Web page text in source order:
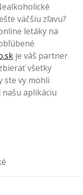
väčšiu zľavu?
letáky na
je váš partner
všetky
ste vy mohli
aplikáciu